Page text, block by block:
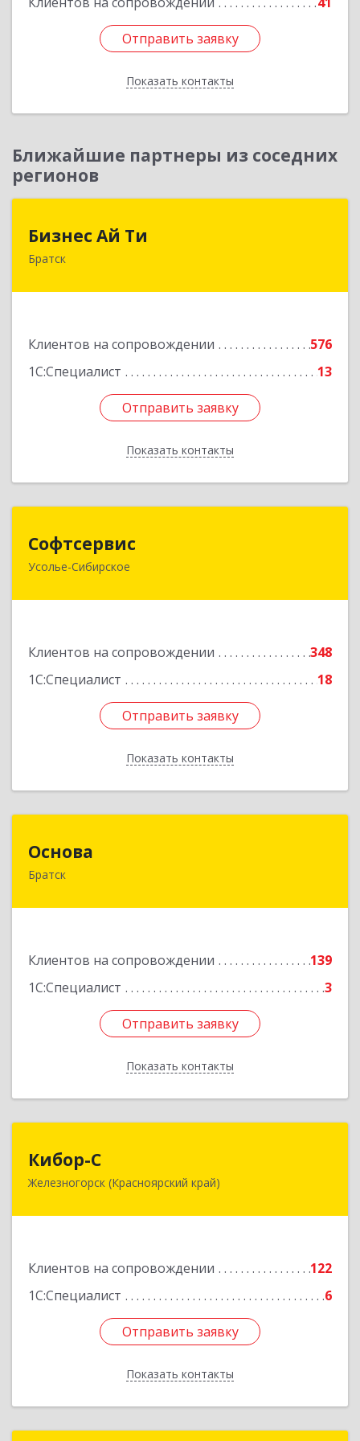
Отправить заявку
Показать контакты
Отправить заявку
Назад
Ближайшие партнеры из соседних
регионов
Бизнес Ай Ти
Братск
Клиентов на сопровождении
576
1С:Специалист
13
Отправить заявку
Показать контакты
665717, Иркутская обл, Братск г, Центральный
Отправить заявку
Назад
Софтсервис
Усолье-Сибирское
Клиентов на сопровождении
348
1С:Специалист
18
Отправить заявку
Показать контакты
665451, Иркутская обл, Усолье-Сибирское г,
Отправить заявку
Назад
Основа
Братск
Клиентов на сопровождении
139
1С:Специалист
3
Отправить заявку
Показать контакты
Отправить заявку
Назад
Кибор-С
Железногорск (Красноярский край)
Клиентов на сопровождении
122
1С:Специалист
6
Отправить заявку
Показать контакты
662973, Красноярский край, Железногорск г,
Отправить заявку
Назад